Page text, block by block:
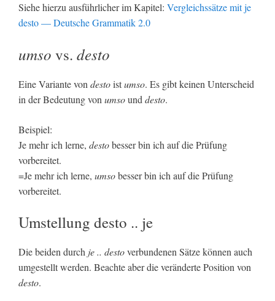
Siehe hierzu ausführlicher im Kapitel: Vergleichssätze mit je
desto — Deutsche Grammatik 2.0
umso vs. desto
Eine Variante von destoistumso. Es gibt keinen Unterscheid
in der Bedeutung von umsound desto.
Beispiel:
Je mehr ich lerne, destobesser bin ich auf die Prüfung
vorbereitet.
=Je mehr ich lerne, umsobesser bin ich auf die Prüfung
vorbereitet.
Umstellung desto .. je
Die beiden durch je .. destoverbundenen Sätze können auch
umgestellt werden. Beachte aber die veränderte Position von
desto.